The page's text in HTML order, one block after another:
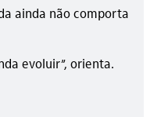
ainda não comporta
evoluir”, orienta.